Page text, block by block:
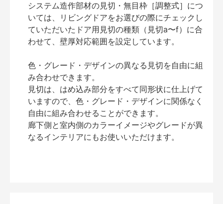
システム造作部材の見切・無目枠［調整式］につ
いては、リビングドアをお選びの際にチェックし
ていただいたドア用見切の種類（見切a〜f）に合
わせて、壁厚対応範囲を設定しています。
色・グレード・デザインの異なる見切を自由に組
み合わせできます。
見切は、はめ込み部分をすべて同形状に仕上げて
いますので、色・グレード・デザインに関係なく
自由に組み合わせることができます。
廊下側と室内側のカラーイメージやグレードが異
なるインテリアにもお使いいただけます。